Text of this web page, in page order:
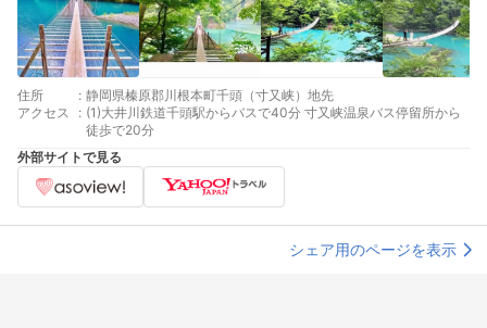
住所 : 静岡県榛原郡川根本町千頭（寸又峡）地先
アクセス
: (1)大井川鉄道千頭駅からバスで40分 寸又峡温泉バス停留所から
徒歩で20分
外部サイトで見る
シェア用のページを表示